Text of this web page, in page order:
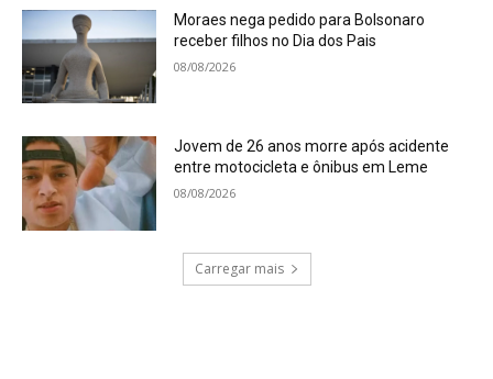
Moraes nega pedido para Bolsonaro
receber filhos no Dia dos Pais
08/08/2026
Jovem de 26 anos morre após acidente
entre motocicleta e ônibus em Leme
08/08/2026
Carregar mais